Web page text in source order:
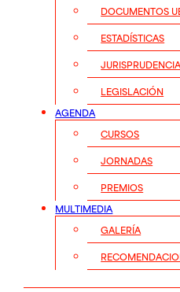
DOCUMENTOS
ESTADÍSTICAS
LEGISLACIÓN
AGENDA
CURSOS
JORNADAS
PREMIOS
MULTIMEDIA
GALERÍA